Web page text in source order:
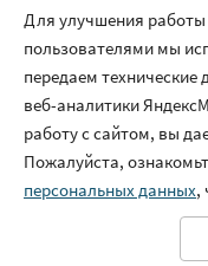
Правила сайта
Политика обработки
Размещение рекламы
Контакты
Для улучшения работы
пользователями мы
передаем
веб-аналитики
работу с сайтом, вы
Пожалуйста,
персональных данных,